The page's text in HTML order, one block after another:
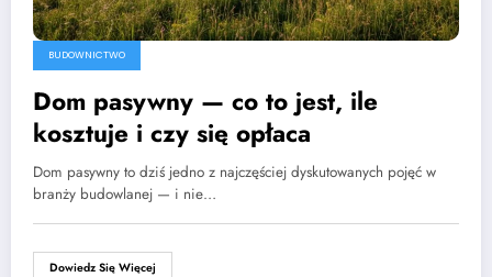
BUDOWNICTWO
Dom pasywny — co to jest, ile
kosztuje i czy się opłaca
Dom pasywny to dziś jedno z najczęściej dyskutowanych pojęć w
branży budowlanej — i nie…
Dowiedz Się Więcej